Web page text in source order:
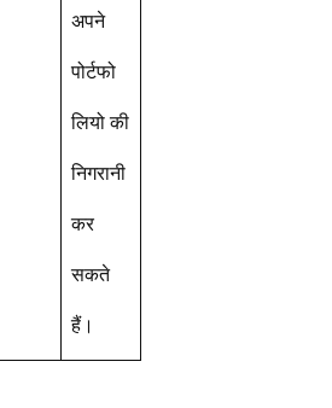
अपने
पोर्टफो
लियो की
निगरानी
कर
सकते
हैं।